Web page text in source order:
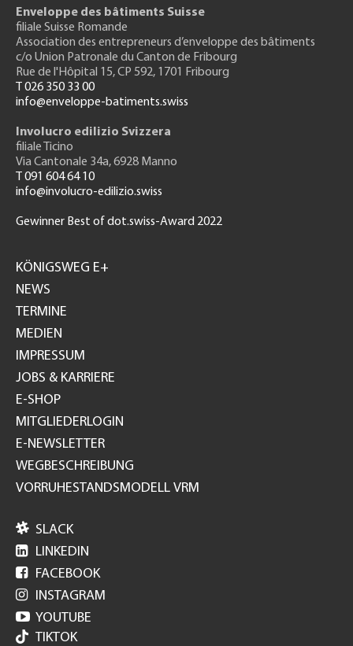
Enveloppe des bâtiments Suisse
filiale Suisse Romande
Association des entrepreneurs d’enveloppe des bâtiments
c/o Union Patronale du Canton de Fribourg
Rue de l'Hôpital 15, CP 592, 1701 Fribourg
T 026 350 33 00
info@enveloppe-batiments.swiss
Involucro edilizio Svizzera
filiale Ticino
Via Cantonale 34a, 6928 Manno
T 091 604 64 10
info@involucro-edilizio.swiss
Gewinner Best of dot.swiss-Award 2022
GH
KÖNIGSWEG E+
NEWS
TERMINE
MEDIEN
IMPRESSUM
JOBS & KARRIERE
E-SHOP
MITGLIEDERLOGIN
E-NEWSLETTER
WEGBESCHREIBUNG
VORRUHESTANDSMODELL VRM
 SLACK
 LINKEDIN
 FACEBOOK
 INSTAGRAM
 YOUTUBE
TIKTOK